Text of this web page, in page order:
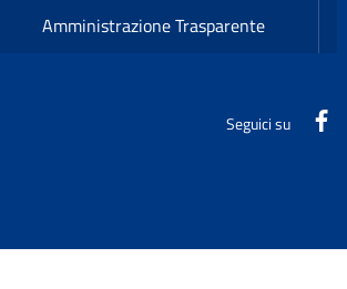
Amministrazione Trasparente
Seguici su